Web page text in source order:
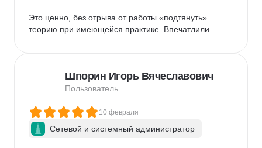
Это ценно, без отрыва от работы «подтянуть»
теорию при имеющейся практике. Впечатлили
Глубокие знания материала, изложение «живое»,
понятное, с примерами из практики. Спасибо и
закрепленными кураторами Евгенией Сагой
и Ириной Быковой. Всегда на связи при
Шпорин Игорь Вячеславович
Пользователь
10 февраля
Сетевой и системный администратор